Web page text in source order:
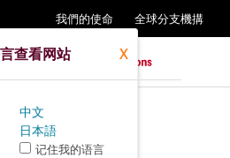
我們的使命 全球分支機搆
查看网站 X
中文
日本語
记住我的语言